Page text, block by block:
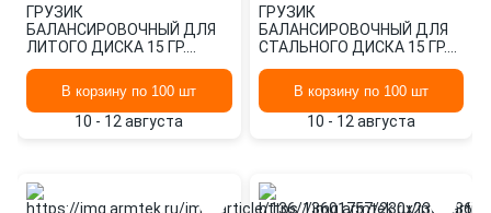
ГРУЗИК
БАЛАНСИРОВОЧНЫЙ ДЛЯ
ЛИТОГО ДИСКА 15 ГР.
BV16235В корзину по 100 шт
10 - 12 августа
ГРУЗИК
БАЛАНСИРОВОЧНЫЙ ДЛЯ
СТАЛЬНОГО ДИСКА 15 ГР.
BANTAJ BV23869
В корзину по 100 шт
10 - 12 августа